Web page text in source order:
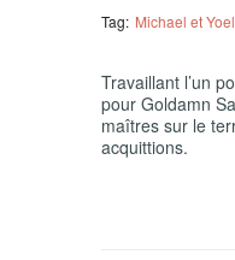
Tag: Michael et
Travaillant l’un
pour Goldamn
maîtres sur le
acquittions.